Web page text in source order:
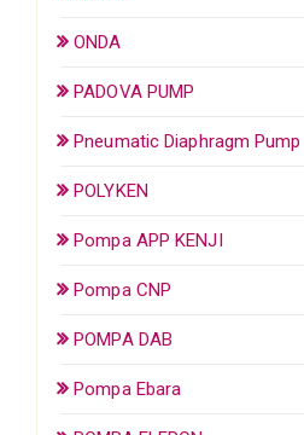
ONDA
PADOVA PUMP
Pneumatic Diaphragm Pump
POLYKEN
Pompa APP KENJI
Pompa CNP
POMPA DAB
Pompa Ebara